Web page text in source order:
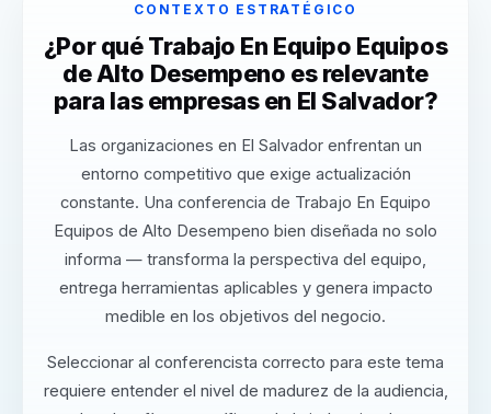
CONTEXTO ESTRATÉGICO
¿Por qué Trabajo En Equipo Equipos
de Alto Desempeno es relevante
para las empresas en El Salvador?
Las organizaciones en El Salvador enfrentan un
entorno competitivo que exige actualización
constante. Una conferencia de Trabajo En Equipo
Equipos de Alto Desempeno bien diseñada no solo
informa — transforma la perspectiva del equipo,
entrega herramientas aplicables y genera impacto
medible en los objetivos del negocio.
Seleccionar al conferencista correcto para este tema
requiere entender el nivel de madurez de la audiencia,